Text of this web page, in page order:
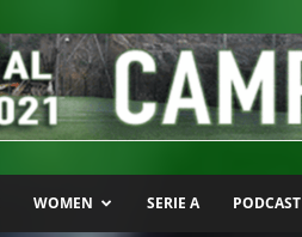
WOMEN SERIE A PODCAST